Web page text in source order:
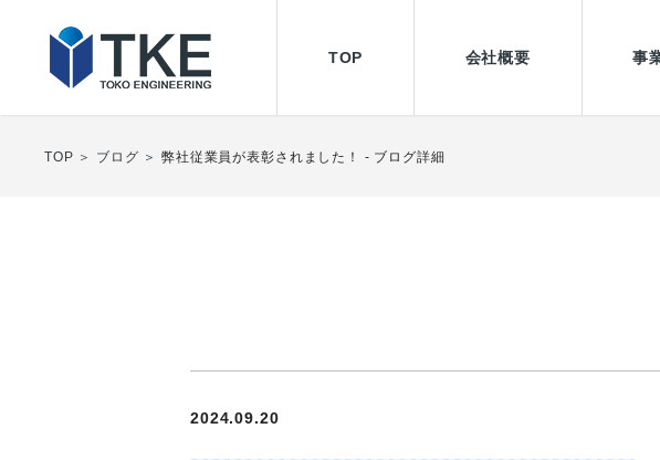
TOP 会社概要 事
TOP ブログ 弊社従業員が表彰されました！ - ブログ詳細
2024.09.20